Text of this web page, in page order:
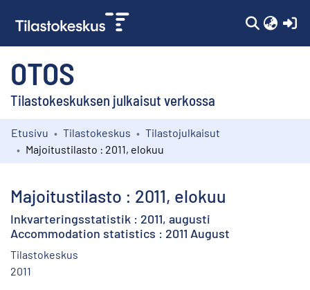
OTOS
Tilastokeskuksen julkaisut verkossa
Kokoelmat
Etusivu Tilastokeskus
Tilastojulkaisut
Majoitustilasto : 2011, elokuu
Majoitustilasto : 2011, elokuu
Inkvarteringsstatistik : 2011, augusti
Accommodation statistics : 2011 August
Tilastokeskus
2011